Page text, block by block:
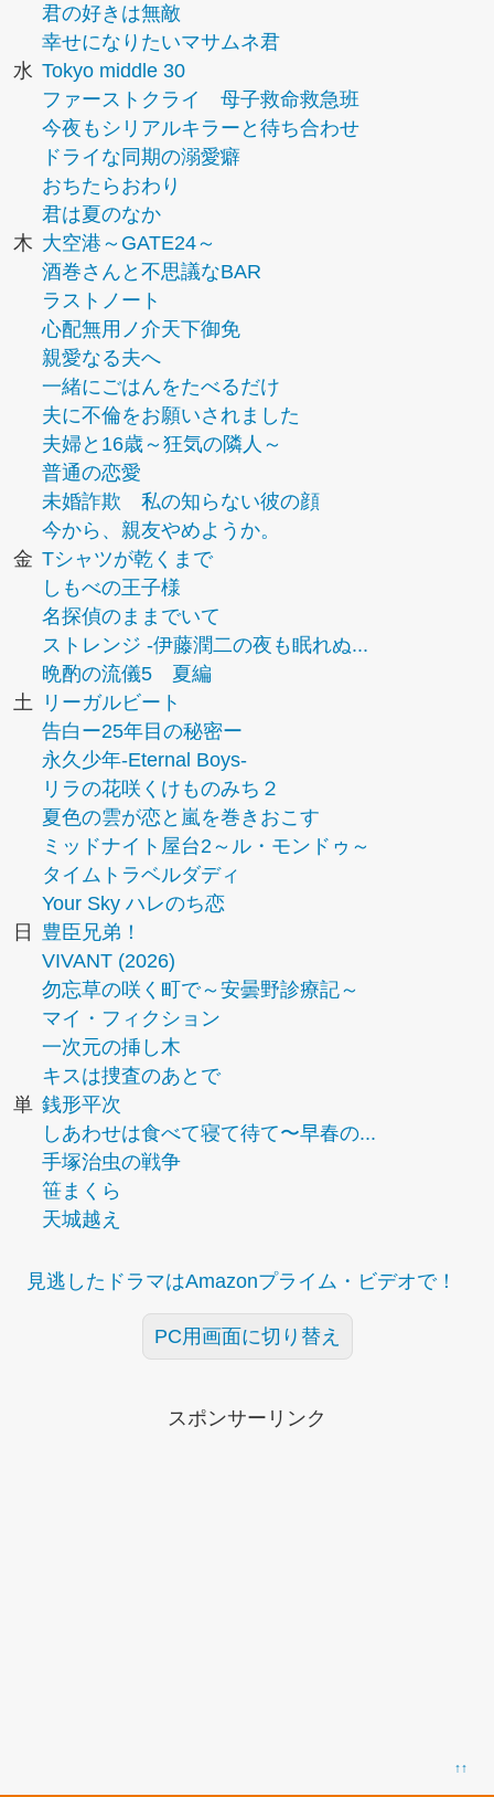
君の好きは無敵
幸せになりたいマサムネ君
水 Tokyo middle 30
ファーストクライ 母子救命救急班
今夜もシリアルキラーと待ち合わせ
ドライな同期の溺愛癖
おちたらおわり
君は夏のなか
木 大空港～GATE24～
酒巻さんと不思議なBAR
ラストノート
心配無用ノ介天下御免
親愛なる夫へ
一緒にごはんをたべるだけ
夫に不倫をお願いされました
夫婦と16歳～狂気の隣人～
普通の恋愛
未婚詐欺 私の知らない彼の顔
今から、親友やめようか。
金 Tシャツが乾くまで
しもべの王子様
名探偵のままでいて
ストレンジ -伊藤潤二の夜も眠れぬ...
晩酌の流儀5 夏編
土
リーガルビート
告白ー25年目の秘密ー
永久少年-Eternal Boys-
リラの花咲くけものみち２
夏色の雲が恋と嵐を巻きおこす
ミッドナイト屋台2～ル・モンドゥ～
タイムトラベルダディ
Your Sky ハレのち恋
日
豊臣兄弟！
VIVANT (2026)
勿忘草の咲く町で～安曇野診療記～
マイ・フィクション
一次元の挿し木
キスは捜査のあとで
単 銭形平次
しあわせは食べて寝て待て〜早春の...
手塚治虫の戦争
笹まくら
天城越え
見逃したドラマはAmazonプライム・ビデオで！
PC用画面に切り替え
スポンサーリンク
↑↑